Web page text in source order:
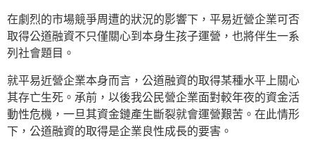
在劇烈的市場競爭周遭的狀況的影響下，平易近營企業可否
取得公道融資不只僅關心到本身生孩子運營，也將伴生一系
列社會題目。
就平易近營企業本身而言，公道融資的取得某種水平上關心
其存亡生死。承前，以後我公民營企業面對較年夜的資金活
動性危機，一旦其資金鏈產生斷裂就會運營艱苦。在此情形
下，公道融資的取得是企業良性成長的要害。